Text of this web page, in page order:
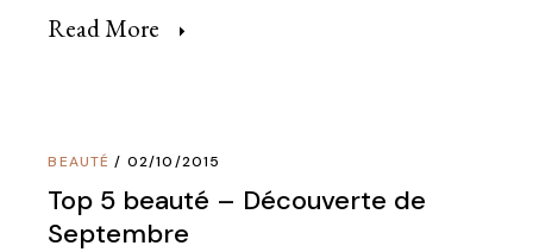
Read More
BEAUTÉ 02/10/2015
Top 5 beauté – Découverte de
Septembre